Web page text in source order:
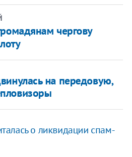
чергову
на передовую,
о ликвидации спам-